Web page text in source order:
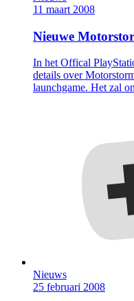
11 maart 2008
Nieuwe
In het Offical
details over
launchgame. Het zal
Nieuws
25 februari 2008